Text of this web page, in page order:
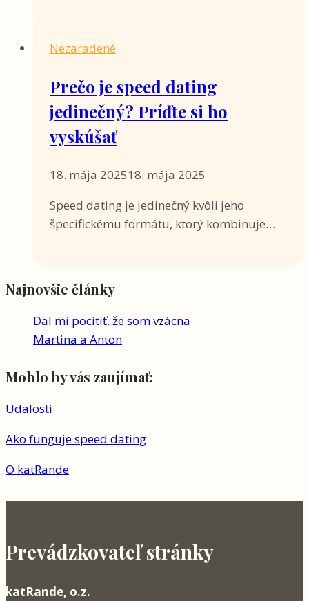
Nezaradené
Prečo je speed dating
jedinečný? Príďte si ho
vyskúšať
18. mája 202518. mája 2025
Speed dating je jedinečný kvôli jeho
špecifickému formátu, ktorý kombinuje…
Najnovšie články
Dal mi pocítiť, že som vzácna
Martina a Anton
Mohlo by vás zaujímať:
Udalosti
Ako funguje speed dating
O katRande
Prevádzkovateľ stránky
katRande, o.z.